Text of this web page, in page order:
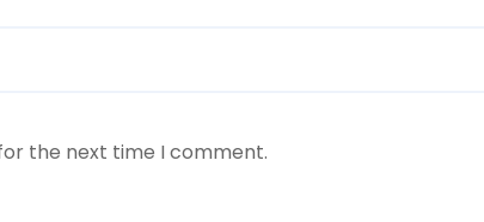
the next time I comment.